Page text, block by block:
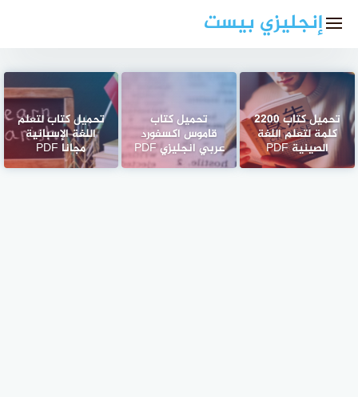
إنجليزي بيست
تحميل كتاب 2200
كلمة لتعلم اللغة
الصينية PDF
تحميل كتاب
قاموس اكسفورد
عربي انجليزي PDF
تحميل كتاب لتعلم
اللغة الإسبانية
مجانا PDF